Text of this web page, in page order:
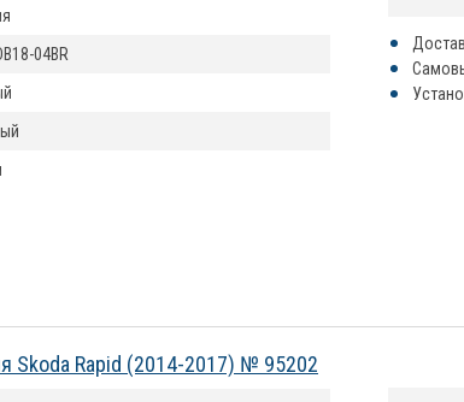
04BR
Skoda Rapid (2014-2017) № 95202